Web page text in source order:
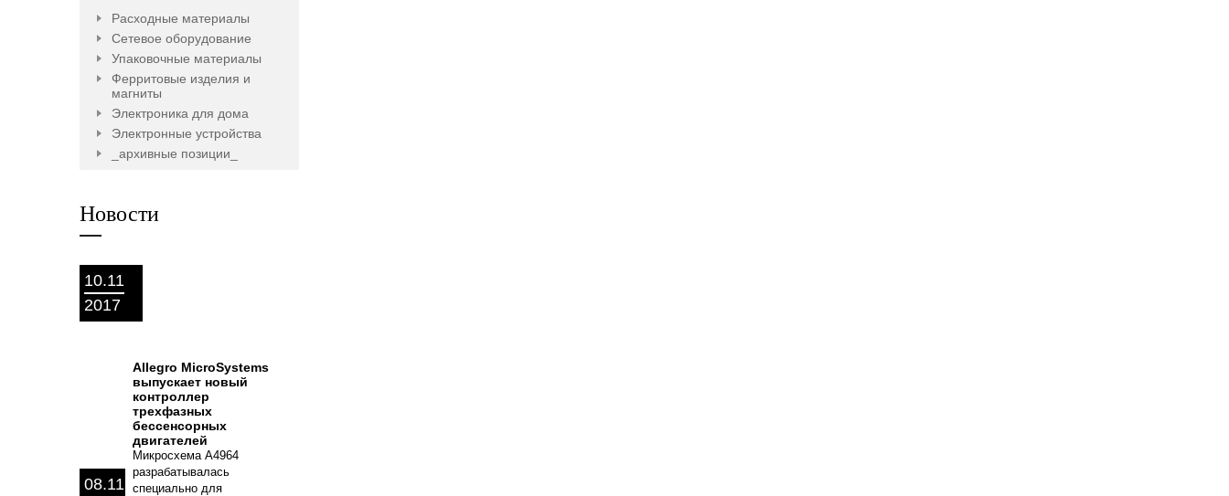
Расходные материалы
Сетевое оборудование
Упаковочные материалы
Ферритовые изделия и
магниты
Электроника для дома
Электронные устройства
_архивные позиции_
Новости
10.11
2017
Allegro MicroSystems
выпускает новый
контроллер
трехфазных
бессенсорных
двигателей
Микросхема A4964
разрабатывалась
специально для
08.11